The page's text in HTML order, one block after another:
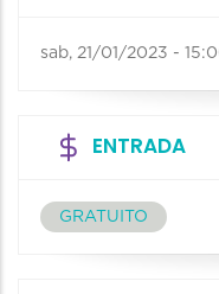
sab, 21/01/2023 -
ENTRADA
GRATUITO